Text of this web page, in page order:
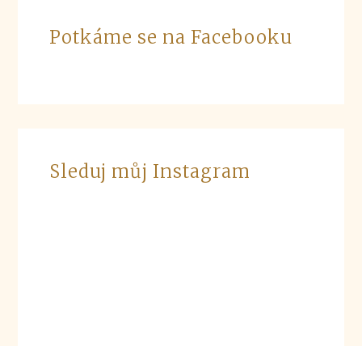
Potkáme se na Facebooku
Sleduj můj Instagram